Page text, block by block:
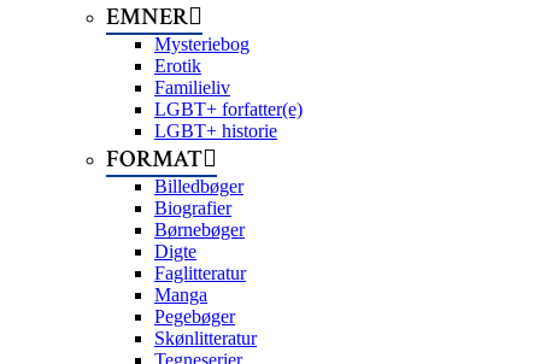
EMNER
Mysteriebog
Erotik
Familieliv
LGBT+ forfatter(e)
LGBT+ historie
FORMAT
Billedbøger
Biografier
Børnebøger
Digte
Faglitteratur
Manga
Pegebøger
Skønlitteratur
Tegneserier